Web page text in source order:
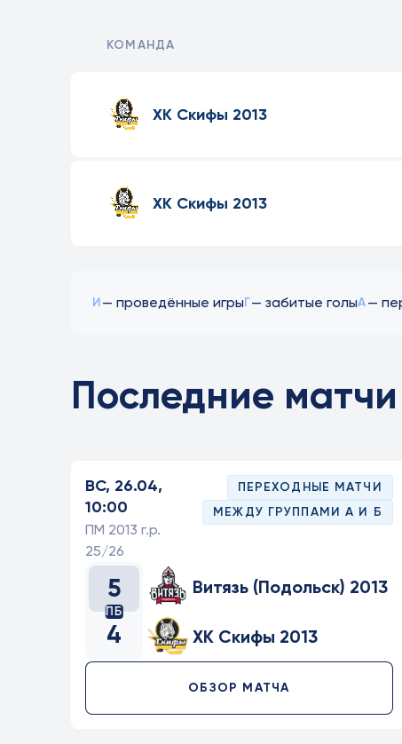
КОМАНДА
ХК Скифы 2013
ХК Скифы 2013
И— проведённые игрыГ— забитые голыА—
Последние матчи
ВС, 26.04,
10:00
ПМ 2013 г.р.
25/26
ПЕРЕХОДНЫЕ МАТЧИ
МЕЖДУ ГРУППАМИ А И Б
5
ПБ
4
Витязь (Подольск) 2013
ХК Скифы 2013
ОБЗОР МАТЧА